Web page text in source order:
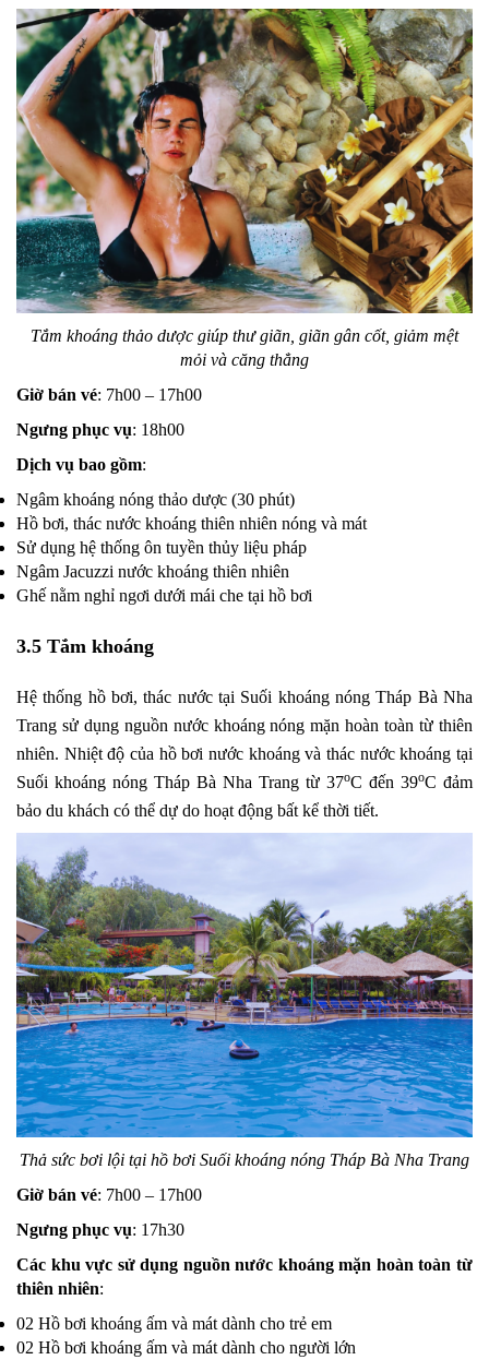
Tắm khoáng thảo dược giúp thư giãn, giãn gân cốt, giảm mệt
mỏi và căng thẳng
Giờ bán vé: 7h00 – 17h00
Ngưng phục vụ: 18h00
Dịch vụ bao gồm:
Ngâm khoáng nóng thảo dược (30 phút)
Hồ bơi, thác nước khoáng thiên nhiên nóng và mát
Sử dụng hệ thống ôn tuyền thủy liệu pháp
Ngâm Jacuzzi nước khoáng thiên nhiên
Ghế nằm nghỉ ngơi dưới mái che tại hồ bơi
3.5 Tắm khoáng
Hệ thống hồ bơi, thác nước tại Suối khoáng nóng Tháp Bà Nha
Trang sử dụng nguồn nước khoáng nóng mặn hoàn toàn từ thiên
nhiên. Nhiệt độ của hồ bơi nước khoáng và thác nước khoáng tại
Suối khoáng nóng Tháp Bà Nha Trang từ 37oC đến 39oC đảm
bảo du khách có thể dự do hoạt động bất kể thời tiết.
Thả sức bơi lội tại hồ bơi Suối khoáng nóng Tháp Bà Nha Trang
Giờ bán vé: 7h00 – 17h00
Ngưng phục vụ: 17h30
Các khu vực sử dụng nguồn nước khoáng mặn hoàn toàn từ
thiên nhiên:
02 Hồ bơi khoáng ấm và mát dành cho trẻ em
02 Hồ bơi khoáng ấm và mát dành cho người lớn